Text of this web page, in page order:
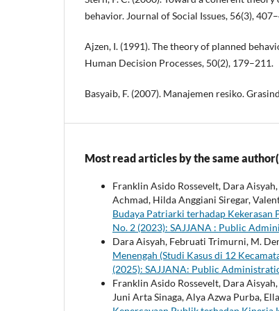
behavior. Journal of Social Issues, 56(3),
Ajzen, I. (1991). The theory of planned
Human Decision Processes, 50(2), 179–211.
Basyaib, F. (2007). Manajemen resiko.
Most read articles by the same
Franklin Asido Rossevelt, Dara
Achmad, Hilda Anggiani Siregar,
Budaya Patriarki terhadap Kekerasan
No. 2 (2023): SAJJANA : Public
Dara Aisyah, Februati Trimurni, M.
Menengah (Studi Kasus di 12
(2025): SAJJANA: Public
Franklin Asido Rossevelt, Dara
Juni Arta Sinaga, Alya Azwa Purba,